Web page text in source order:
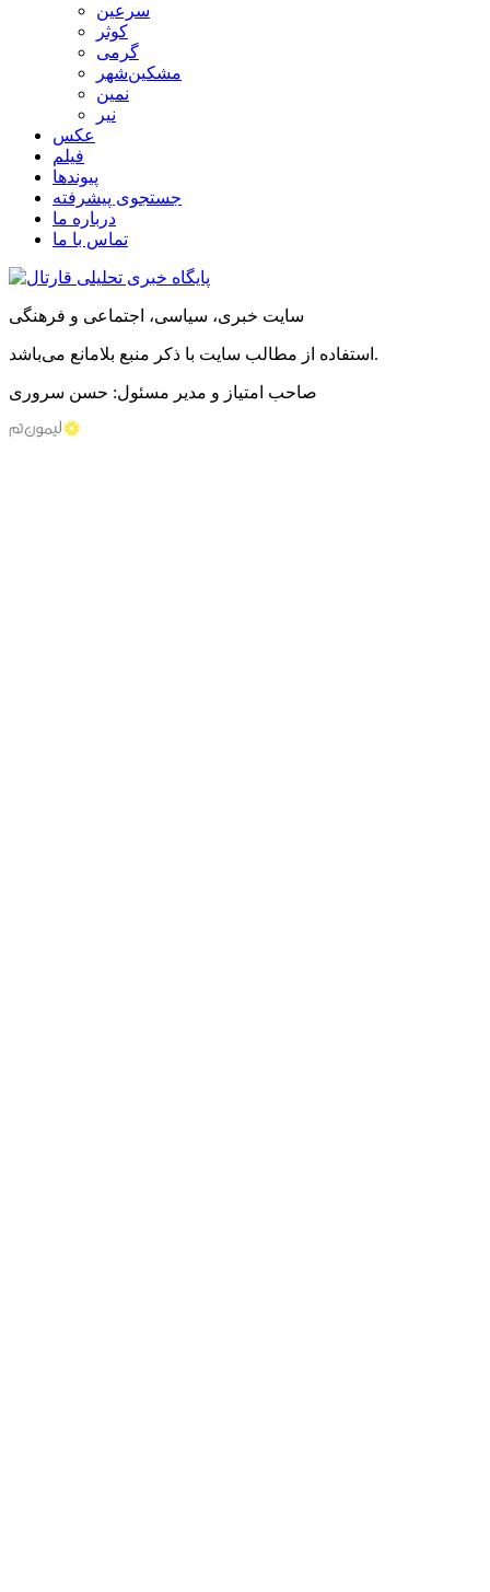
سرعین
کوثر
گرمی
مشکین‌شهر
نمین
نیر
عکس
فیلم
پیوندها
جستجوی پیشرفته
درباره ما
تماس با ما
سایت خبری، سیاسی، اجتماعی و فرهنگی
استفاده از مطالب سایت با ذکر منبع بلامانع می‌باشد.
صاحب امتیاز و مدیر مسئول: حسن سروری